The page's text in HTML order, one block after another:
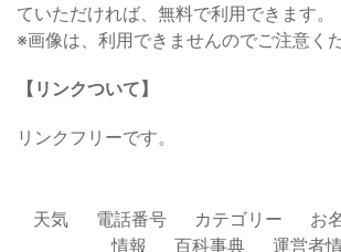
ていただければ、無料で利用できます。
※画像は、利用できませんのでご注意くだ
【リンクついて】
リンクフリーです。
天気 電話番号 カテゴリー お
情報
百科事典 運営者